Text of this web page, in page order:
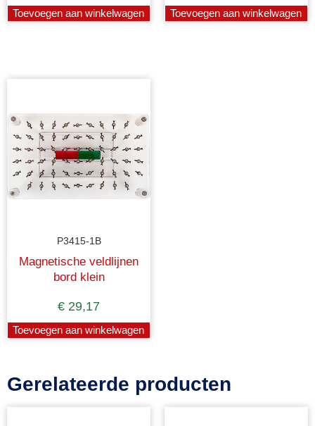
Toevoegen aan winkelwagen Toevoegen aan winkelwagen
P3415-1B
Magnetische veldlijnen
bord klein
€ 29,17
Toevoegen aan winkelwagen
Gerelateerde producten